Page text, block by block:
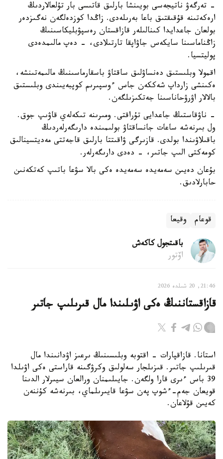
- تەرگەۋ ناتيجەسى بويىنشا بارلىق قاتىسى بار تۇلعالاردىڭ
ارەكەتىنە قۇقىقتىق باعا بەرىلەدى. زاڭدا كوزدەلگەن نەگىزدەر
بولعان جاعدايدا كىنالىلەر قازاقستان رەسپۋبليكاسىنىڭ
زاڭناماسىنا سايكەس جاۋاپقا تارتىلادى، - دەپ مالىمدەدى
پوليتسيا.
اقمولا وبلىستىق دەنساۋلىق ساقتاۋ باسقارماسىنىڭ مالىمەتىنشە،
ەكىنشى زارداپ شەككەن جاس ءوسپىرىم كوپبەيىندى وبلىستىق
بالالار اۋرۋحاناسىنا جەتكىزىلگەن.
- ناۋقاستىڭ جاعدايى تۇراقتى. ومىرىنە تىكەلەي قاۋىپ جوق.
ول بىرنەشە ساعات جانساقتاۋ بولىمىندە دارىگەرلەردىڭ
باقىلاۋىندا بولدى. قازىرگى ۋاقىتتا بارلىق قاجەتتى مەديتسينالىق
كومەكتى الىپ جاتىر، - دەدى دارىگەرلەر.
بۇعان دەيىن سەمەيدە سەمەيدە ەكى بالا سۋعا باتىپ كەتكەنىن
حابارلادىق.
قوعام وقيعا
باقىتجول كاكەش
اۆتور
21:46, 20 شىلدە 2026
قازاقستاننىڭ ەكى اۋىلىندا مال قىرىلىپ جاتىر
استانا. قازاقپارات - اقتوبە وبلىسىنىڭ ىرعىز اۋدانىندا مال
قىرىلىپ جاتىر. قىزىلجار سەلولىق وكرۋگىنە قاراستى ەكى اۋىلدا
39 باس ءىرى قارا ولگەن. جايىلىمنان ورالعان سيىرلار الدىنا
قويعان جەم-ءشوپ پەن سۋعا قايىرىلماي، بىرنەشە كۇننەن
كەيىن قۇلاعان.